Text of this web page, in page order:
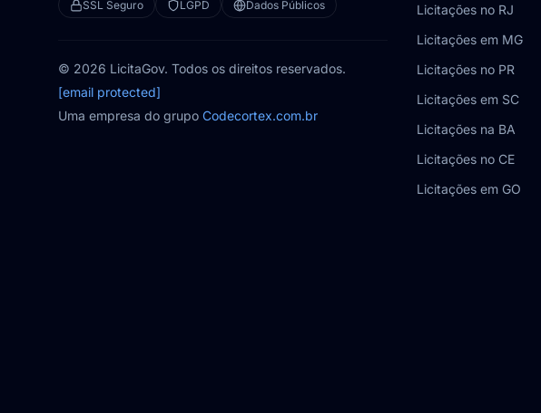
SSL Seguro LGPD Dados Públicos
© 2026 LicitaGov. Todos os direitos reservados.
[email protected]
Uma empresa do grupo Codecortex.com.br
Licitações no RJ
Licitações em MG
Licitações no PR
Licitações em SC
Licitações na BA
Licitações no CE
Licitações em GO